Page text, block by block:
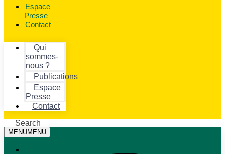
Espace
Presse
Contact
Qui
sommes-
nous ?
Publications
Espace
Presse
Contact
Search
MENUMENU